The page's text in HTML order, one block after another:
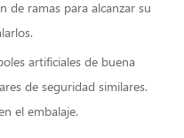
de ramas para alcanzar su
artificiales de buena
de seguridad similares.
el embalaje.